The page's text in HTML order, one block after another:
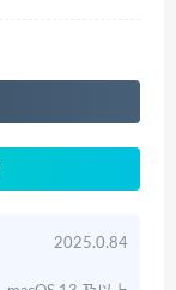
2025.0.84